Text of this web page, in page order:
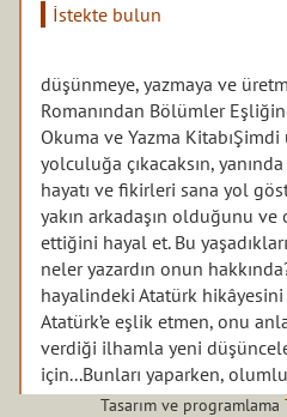
İstekte bulun
düşünmeye, yazmaya ve
Romanından Bölümler
Okuma ve Yazma
yolculuğa çıkacaksın,
hayatı ve fikirleri sana yol
yakın arkadaşın olduğunu ve
ettiğini hayal et. Bu
neler yazardın onun
hayalindeki Atatürk hikâyesini
Atatürk’e eşlik etmen, onu
verdiği ilhamla yeni
için...Bunları yaparken,
yaratıcı yazmaetkinlikleri,
Tasarım ve programlama